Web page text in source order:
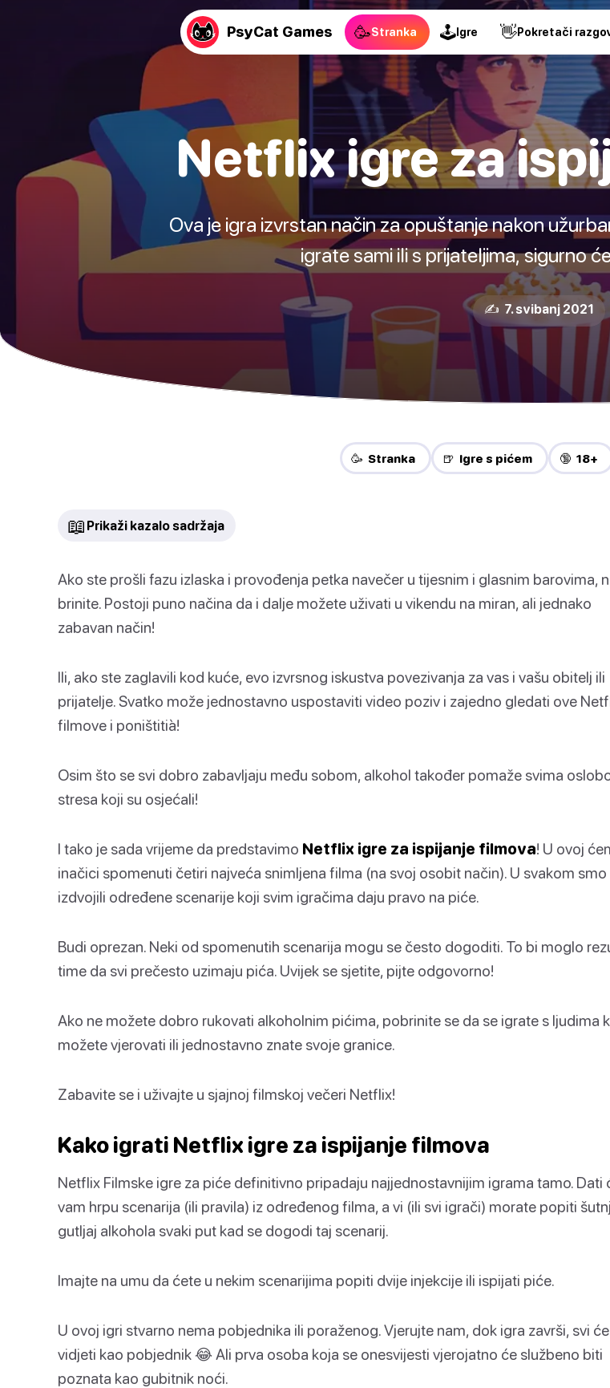
PsyCat Games 🥳Stranka 🕹Igre 👋Pokretači
Netflix igre za
Ova je igra izvrstan način za opuštanje nakon
igrate sami ili s prijateljima, sigurno
✍️ 7. svibanj 2021
🥳 Stranka 🍺 Igre s pićem 🔞 18+
📖 Prikaži kazalo sadržaja
Ako ste prošli fazu izlaska i provođenja petka navečer u tijesnim i glasnim barovima,
brinite. Postoji puno načina da i dalje možete uživati u vikendu na miran, ali jednako
zabavan način!
Ili, ako ste zaglavili kod kuće, evo izvrsnog iskustva povezivanja za vas i vašu obitelj ili
prijatelje. Svatko može jednostavno uspostaviti video poziv i zajedno gledati ove
filmove i poništitià!
Osim što se svi dobro zabavljaju među sobom, alkohol također pomaže svima
stresa koji su osjećali!
I tako je sada vrijeme da predstavimo Netflix igre za ispijanje filmova! U ovoj
inačici spomenuti četiri najveća snimljena filma (na svoj osobit način). U svakom
izdvojili određene scenarije koji svim igračima daju pravo na piće.
Budi oprezan. Neki od spomenutih scenarija mogu se često dogoditi. To bi moglo
time da svi prečesto uzimaju pića. Uvijek se sjetite, pijte odgovorno!
Ako ne možete dobro rukovati alkoholnim pićima, pobrinite se da se igrate s ljudima
možete vjerovati ili jednostavno znate svoje granice.
Zabavite se i uživajte u sjajnoj filmskoj večeri Netflix!
Kako igrati Netflix igre za ispijanje filmova
Netflix Filmske igre za piće definitivno pripadaju najjednostavnijim igrama tamo. Dati
vam hrpu scenarija (ili pravila) iz određenog filma, a vi (ili svi igrači) morate popiti
gutljaj alkohola svaki put kad se dogodi taj scenarij.
Imajte na umu da ćete u nekim scenarijima popiti dvije injekcije ili ispijati piće.
U ovoj igri stvarno nema pobjednika ili poraženog. Vjerujte nam, dok igra završi, svi
vidjeti kao pobjednik 😂 Ali prva osoba koja se onesvijesti vjerojatno će službeno biti
poznata kao gubitnik noći.